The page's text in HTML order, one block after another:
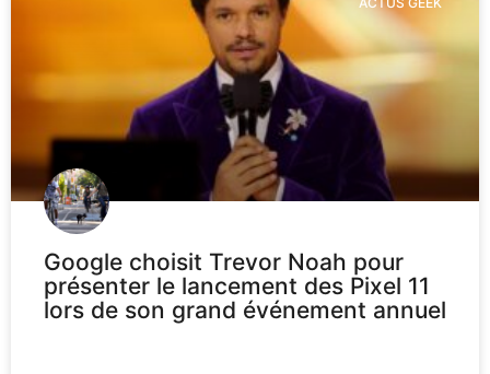
Google choisit Trevor Noah pour
présenter le lancement des Pixel 11
lors de son grand événement annuel